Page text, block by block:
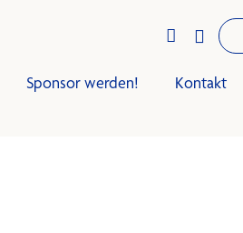
 
Sponsor werden! Kontakt